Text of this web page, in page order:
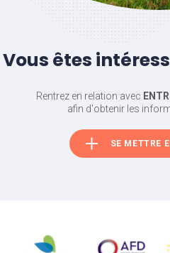
Vous êtes
Rentrez en relation avec
afin d'obtenir les
SE METTRE